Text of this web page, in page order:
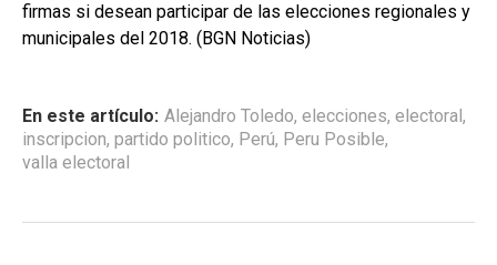
firmas si desean participar de las elecciones regionales y
municipales del 2018. (BGN Noticias)
En este artículo: Alejandro Toledo, elecciones, electoral,
inscripcion, partido politico, Perú, Peru Posible,
valla electoral